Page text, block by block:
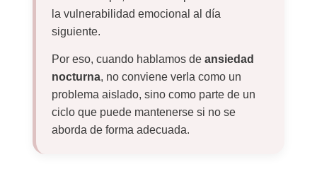
la vulnerabilidad emocional al día
siguiente.
Por eso, cuando hablamos de ansiedad
nocturna, no conviene verla como un
problema aislado, sino como parte de un
ciclo que puede mantenerse si no se
aborda de forma adecuada.